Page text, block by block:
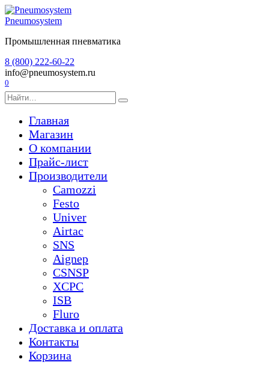
Перейти
к
Pneumosystem
Промышленная пневматика
8 (800) 222-60-22
info@pneumosystem.ru
0
Search
for:
Главная
Магазин
О компании
Прайс-лист
Производители
Camozzi
Festo
Univer
Airtac
SNS
Aignep
CSNSP
XCPC
ISB
Fluro
Доставка и оплата
Контакты
Корзина